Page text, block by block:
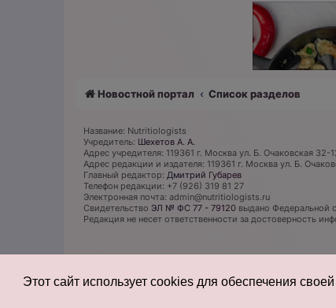
Этот сайт использует cookies для обеспечения
Новостной портал Список разделов
Название: Nutritiologists
Учредитель: Шехетов А. А.
Адрес учредителя: 119361 г. Москва ул. Б. Очаковская 32-
Адрес редакции и издателя: 119361 г. Москва ул. Б.
Главный редактор: Дмитрий Губарев
Телефон редакции: +7 (926) 319 81 27
Электронная почта: admin@nutritiologists.ru
Cвидетельство ЭЛ № ФС 77 - 79120 выдано Федеральной
Редакция не несет ответственности за достоверность